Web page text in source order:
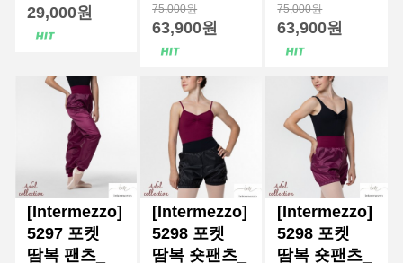
29,000원
75,000원
63,900원
75,000원
63,900원
[Intermezzo]
5297 포켓
땀복 팬츠_
[Intermezzo]
5298 포켓
땀복 숏팬츠_
[Intermezzo]
5298 포켓
땀복 숏팬츠_